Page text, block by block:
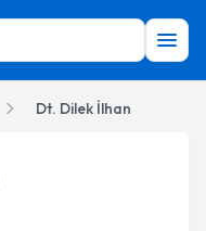
Dt. Dilek İlhan